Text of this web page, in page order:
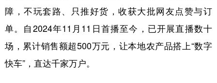
四川 贵州 云南 西藏
陕西 甘肃 青海 宁夏
新疆 内蒙古
障，不玩套路、只推好货，收获大批网友点赞与订
单。自2024年11月11日首播至今，已开展直播数十
场，累计销售额超500万元，让本地农产品搭上“数字
快车”，直达千家万户。